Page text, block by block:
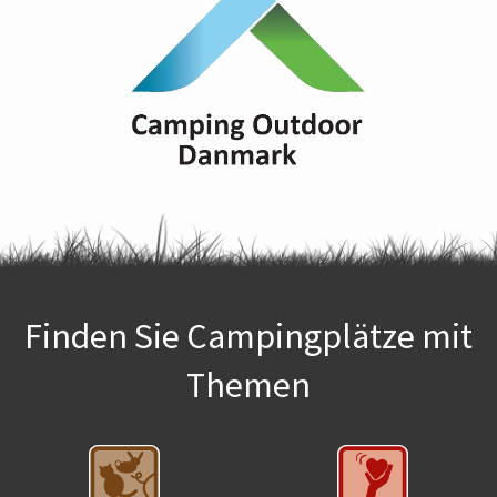
Finden Sie Campingplätze mit
Themen